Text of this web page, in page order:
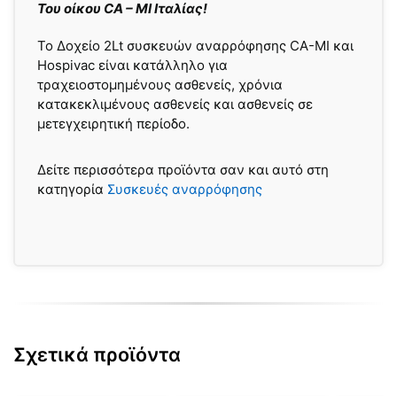
Του οίκου CA – MI Ιταλίας!
Το Δοχείο 2Lt συσκευών αναρρόφησης CA-MI και
Hospivac είναι κατάλληλο για
τραχειοστομημένους ασθενείς, χρόνια
κατακεκλιμένους ασθενείς και ασθενείς σε
μετεγχειρητική περίοδο.
Δείτε περισσότερα προϊόντα σαν και αυτό στη
κατηγορία Συσκευές αναρρόφησης
Σχετικά προϊόντα